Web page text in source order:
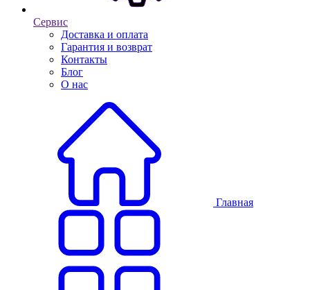
Сервис
Доставка и оплата
Гарантия и возврат
Контакты
Блог
О нас
Главная